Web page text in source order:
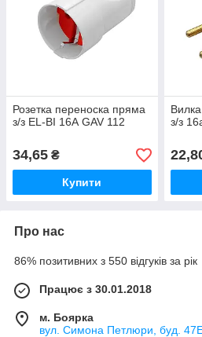
Розетка переноска пряма
з/з EL-BI 16А GAV 112
34,65 ₴
Купити
з/з
Про нас
86% позитивних з 550 відгуків за рік
Працює з 30.01.2018
м. Боярка
вул. Симона Петлюри, буд.